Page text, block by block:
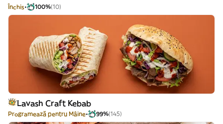
Închis 100%(10)
Lavash Craft Kebab
Programează pentru Mâine 99%(145)